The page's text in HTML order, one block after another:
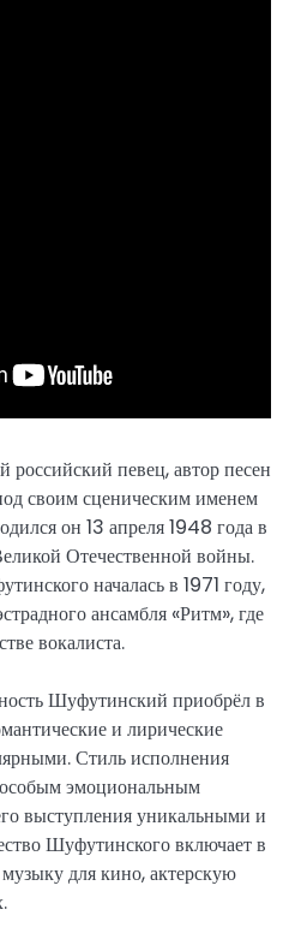
российский певец, автор песен
своим сценическим именем
он 13 апреля 1948 года в
Отечественной войны.
началась в 1971 году,
ансамбля «Ритм», где
вокалиста.
Шуфутинский приобрёл в
и лирические
Стиль исполнения
эмоциональным
выступления уникальными и
Шуфутинского включает в
для кино, актерскую